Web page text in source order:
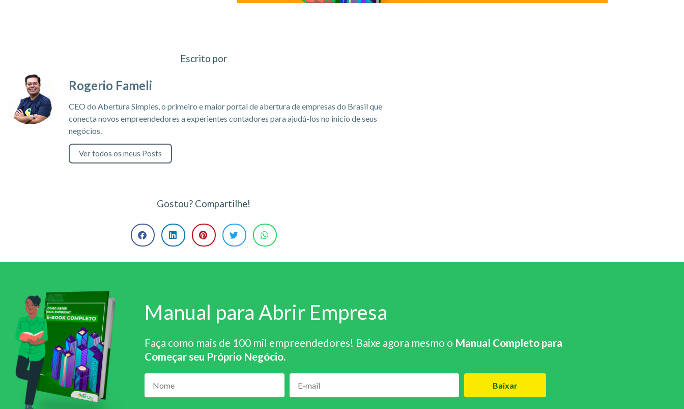
Escrito por
Rogerio Fameli
CEO do Abertura Simples, o primeiro e maior portal de abertura de empresas do Brasil que
conecta novos empreendedores a experientes contadores para ajudá-los no inicio de seus
negócios.
Ver todos os meus Posts
Gostou? Compartilhe!
Manual para Abrir Empresa
Faça como mais de 100 mil empreendedores! Baixe agora mesmo o Manual Completo para
Começar seu Próprio Negócio.
Baixar